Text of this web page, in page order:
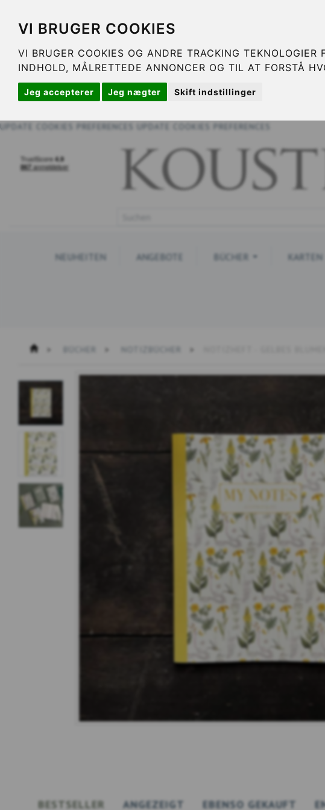
VI BRUGER COOKIES
VI BRUGER COOKIES OG ANDRE TRACKING
INDHOLD, MÅLRETTEDE ANNONCER OG TIL AT FORSTÅ
Jeg accepterer Jeg nægter Skift indstillinger
UPDATE COOKIES PREFERENCES UPDATE COOKIES PREFERENCES
NEUHEITEN ANGEBOTE BÜCHER KARTEN
BESTSELLER ANGEZEIGT EBENSO GEKAUFT